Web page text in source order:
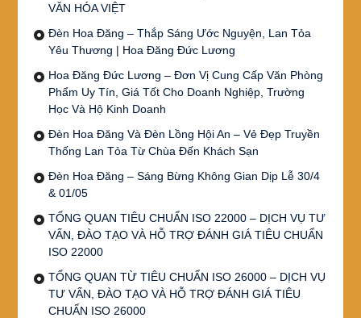
VĂN HÓA VIỆT
Đèn Hoa Đăng – Thắp Sáng Ước Nguyện, Lan Tỏa
Yêu Thương | Hoa Đăng Đức Lương
Hoa Đăng Đức Lương – Đơn Vị Cung Cấp Văn Phòng
Phẩm Uy Tín, Giá Tốt Cho Doanh Nghiệp, Trường
Học Và Hộ Kinh Doanh
Đèn Hoa Đăng Và Đèn Lồng Hội An – Vẻ Đẹp Truyền
Thống Lan Tỏa Từ Chùa Đến Khách Sạn
Đèn Hoa Đăng – Sáng Bừng Không Gian Dịp Lễ 30/4
& 01/05
TỔNG QUAN TIÊU CHUẨN ISO 22000 – DỊCH VỤ TƯ
VẤN, ĐÀO TẠO VÀ HỖ TRỢ ĐÁNH GIÁ TIÊU CHUẨN
ISO 22000
TỔNG QUAN TỪ TIÊU CHUẨN ISO 26000 – DỊCH VỤ
TƯ VẤN, ĐÀO TẠO VÀ HỖ TRỢ ĐÁNH GIÁ TIÊU
CHUẨN ISO 26000